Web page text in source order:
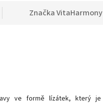
ZnačkaVitaHarmony
ve formě lízátek, který je